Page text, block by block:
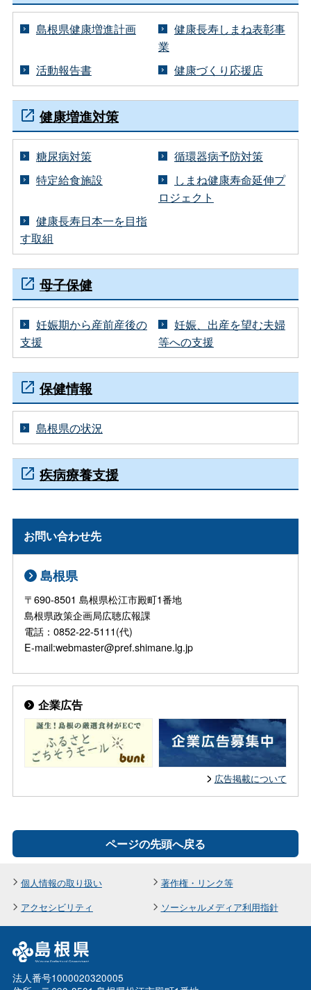
島根県健康増進計画
健康長寿しまね表彰事
業
活動報告書
健康づくり応援店
健康増進対策
糖尿病対策
循環器病予防対策
特定給食施設
しまね健康寿命延伸プ
ロジェクト
健康長寿日本一を目指
す取組
母子保健
妊娠期から産前産後の
支援
妊娠、出産を望む夫婦
等への支援
保健情報
島根県の状況
疾病療養支援
お問い合わせ先
島根県
〒690-8501 島根県松江市殿町1番地
島根県政策企画局広聴広報課
電話：0852-22-5111(代)
E-mail:webmaster@pref.shimane.lg.jp
企業広告
広告掲載について
ページの先頭へ戻る
個人情報の取り扱い
著作権・リンク等
アクセシビリティ
ソーシャルメディア利用指針
法人番号1000020320005